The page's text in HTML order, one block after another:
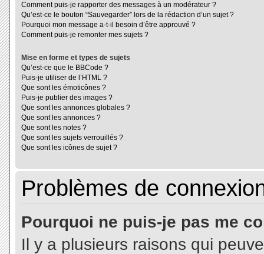
Comment puis-je rapporter des messages à un modérateur ?
Qu’est-ce le bouton “Sauvegarder” lors de la rédaction d’un sujet ?
Pourquoi mon message a-t-il besoin d’être approuvé ?
Comment puis-je remonter mes sujets ?
Mise en forme et types de sujets
Qu’est-ce que le BBCode ?
Puis-je utiliser de l’HTML ?
Que sont les émoticônes ?
Puis-je publier des images ?
Que sont les annonces globales ?
Que sont les annonces ?
Que sont les notes ?
Que sont les sujets verrouillés ?
Que sont les icônes de sujet ?
Problèmes de
Pourquoi ne puis-je pas me
Il y a plusieurs raisons qui